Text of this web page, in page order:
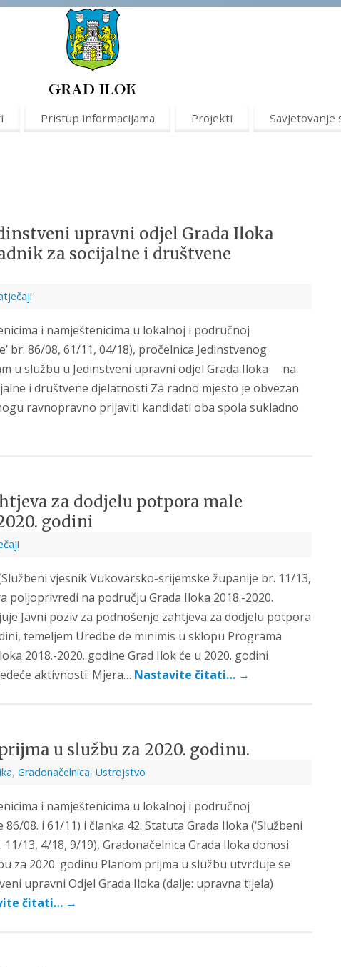
Pristup informacijama Projekti Savjetovanje
upravni odjel Grada Iloka
za socijalne i društvene
i namještenicima u lokalnoj i područnoj
br. 86/08, 61/11, 04/18), pročelnica Jedinstvenog
u službu u Jedinstveni upravni odjel Grada Iloka na
i društvene djelatnosti Za radno mjesto je obvezan
ravnopravno prijaviti kandidati oba spola sukladno
za dodjelu potpora male
godini
vjesnik Vukovarsko-srijemske županije br. 11/13,
poljoprivredi na području Grada Iloka 2018.-2020.
Javni poziv za podnošenje zahtjeva za dodjelu potpora
temeljem Uredbe de minimis u sklopu Programa
2018.-2020. godine Grad Ilok će u 2020. godini
aktivnosti: Mjera… Nastavite čitati… →
u službu za 2020. godinu.
, Gradonačelnica, Ustrojstvo
i namještenicima u lokalnoj i područnoj
08. i 61/11) i članka 42. Statuta Grada Iloka (‘Službeni
13, 4/18, 9/19), Gradonačelnica Grada Iloka donosi
za 2020. godinu Planom prijma u službu utvrđuje se
upravni Odjel Grada Iloka (dalje: upravna tijela)
čitati… →